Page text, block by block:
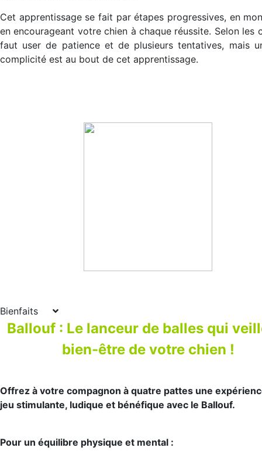
Cet apprentissage se fait par étapes progressives, en
en encourageant votre chien à chaque réussite. Selon les
faut user de patience et de plusieurs tentatives, mais
complicité est au bout de cet apprentissage.
Bienfaits
Ballouf : Le lanceur de balles qui
bien-être de votre chien !
Offrez à votre compagnon à quatre pattes une
jeu stimulante, ludique et bénéfique avec le Ballouf.
Pour un équilibre physique et mental :